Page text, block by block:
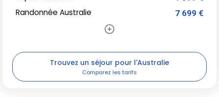
Randonnée Australie 7 699 €
Trouvez un séjour pour l'Australie